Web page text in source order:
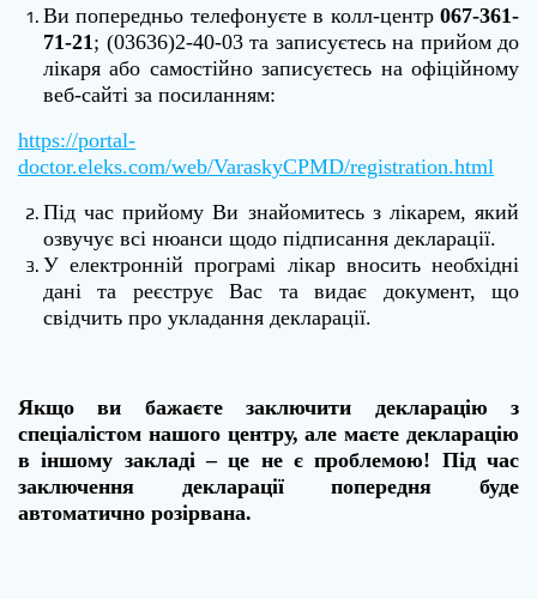
Ви попередньо телефонуєтев колл-центр067-361-
71-21 ; (03636)2-40-03 та записуєтесь на прийом до
лікаря або самостійно записуєтесь на офіційному
веб-сайті за посиланням:
https://portal-
doctor.eleks.com/web/VaraskyCPMD/registration.html
Під час прийомуВи знайомитесь з лікарем, який
озвучує всі нюанси щодо підписання декларації.
У електронній програмі лікар вносить необхідні
дані та реєструєВас тавидає документ, що
свідчить про укладання декларації.
Якщо ви бажаєте заключити декларацію з
спеціалістом нашого центру, але маєте декларацію
віншому закладі – це не є проблемою! Під час
заключення деклараціїпопередня буде
автоматично розірвана.